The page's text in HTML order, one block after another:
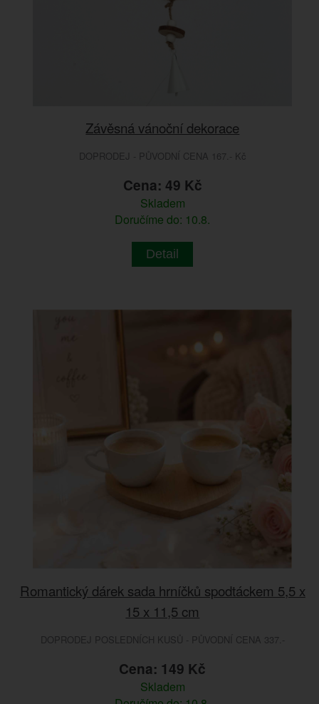
Závěsná vánoční dekorace
DOPRODEJ - PŮVODNÍ CENA 167.- Kč
Cena: 49 Kč
Skladem
Doručíme do: 10.8.
Detail
Romantický dárek sada hrníčků spodtáckem 5,5 x
15 x 11,5 cm
DOPRODEJ POSLEDNÍCH KUSŮ - PŮVODNÍ CENA 337.-
Cena: 149 Kč
Skladem